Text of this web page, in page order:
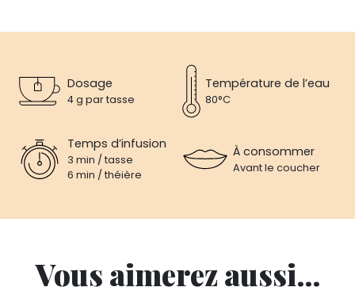
Dosage
4 g par tasse
Température de l’eau
80°C
Temps d’infusion
3 min / tasse
6 min / théière
À consommer
Avant le coucher
Vous aimerez aussi...